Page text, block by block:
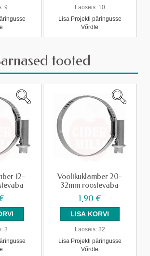
9
Laoseis:10
Lisa Projekti päringusse
Võrdle
tooted
12-
3
Voolikuklamber 20-
32mm roostevaba
1,90 €
Laoseis:32
Lisa Projekti päringusse
Võrdle